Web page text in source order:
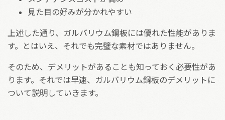
見た目の好みが分かれやすい
上述した通り、ガルバリウム鋼板には優れた性能がありま
す。とはいえ、それでも完璧な素材ではありません。
そのため、デメリットがあることも知っておく必要性があ
ります。それでは早速、ガルバリウム鋼板のデメリットに
ついて説明していきます。